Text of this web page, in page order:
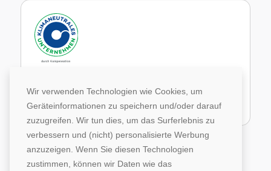
Wir verwenden Technologien wie Cookies, um
Geräteinformationen zu speichern und/oder darauf
zuzugreifen. Wir tun dies, um das Surferlebnis zu
verbessern und (nicht) personalisierte Werbung
anzuzeigen. Wenn Sie diesen Technologien
zustimmen, können wir Daten wie das
Klima und Entwicklung gleichen wir unsere CO2-
Emissionen durch weltweite Projekte aus.
Zur Website von Climate Extender: Klimaneutrales Unternehmen